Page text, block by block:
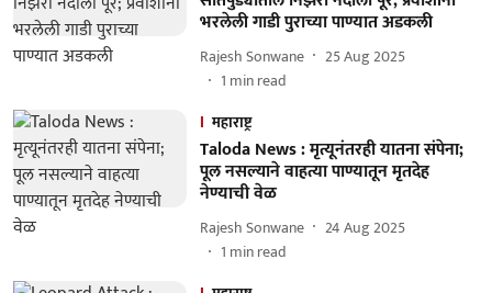
भरलेली गाडी पुराच्या पाण्यात अडकली
Rajesh Sonwane
25 Aug 2025
1 min read
महाराष्ट्र
Taloda News : मृत्यूनंतरही यातना संपेना;
पूल नसल्याने वाहत्या पाण्यातून मृतदेह
नेण्याची वेळ
Rajesh Sonwane
24 Aug 2025
1 min read